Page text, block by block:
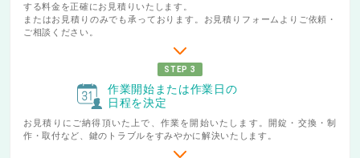
する料金を正確にお見積りいたします。
またはお見積りのみでも承っております。お見積りフォームよりご依頼・
ご相談ください。
STEP 3
作業開始または作業日の
日程を決定
お見積りにご納得頂いた上で、作業を開始いたします。開錠・交換・制
作・取付など、鍵のトラブルをすみやかに解決いたします。